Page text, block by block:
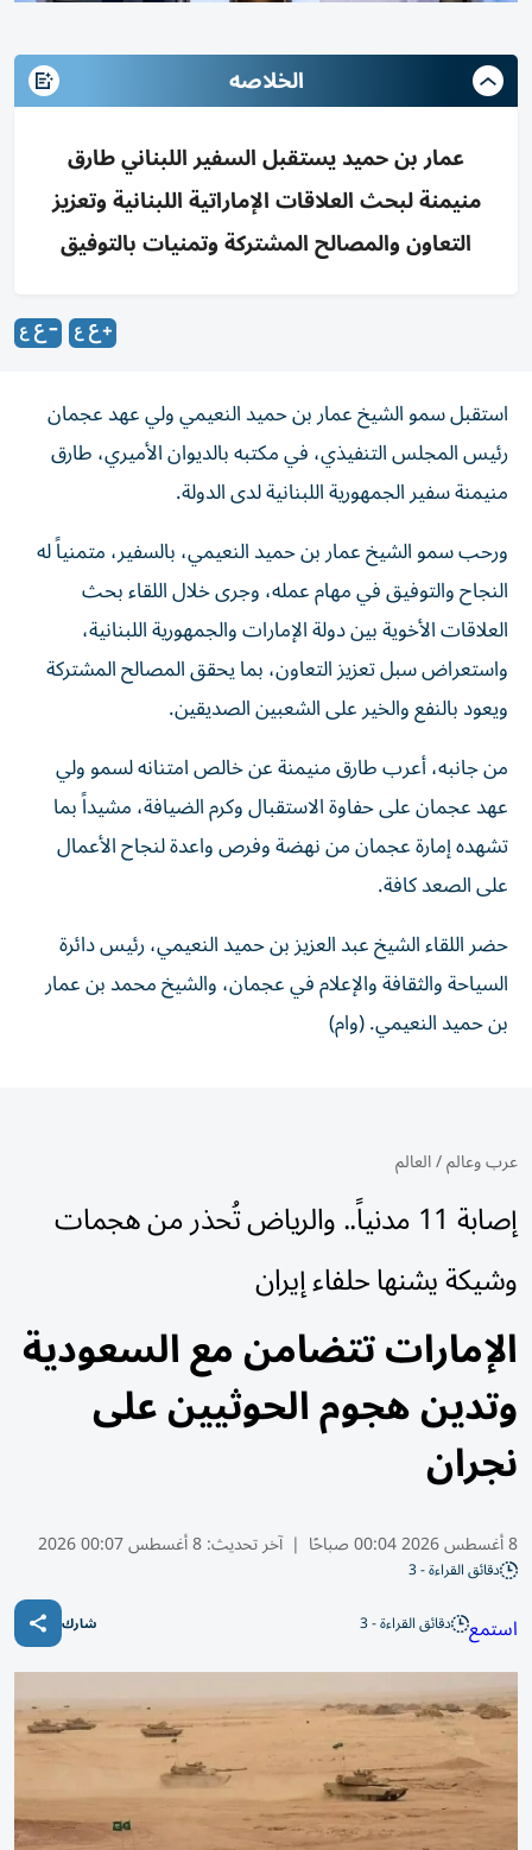
الخلاصه
عمار بن حميد يستقبل السفير اللبناني طارق
منيمنة لبحث العلاقات الإماراتية اللبنانية وتعزيز
التعاون والمصالح المشتركة وتمنيات بالتوفيق
استقبل سمو الشيخ عمار بن حميد النعيمي ولي عهد عجمان
رئيس المجلس التنفيذي، في مكتبه بالديوان الأميري، طارق
منيمنة سفير الجمهورية اللبنانية لدى الدولة.
ورحب سمو الشيخ عمار بن حميد النعيمي، بالسفير، متمنياً له
النجاح والتوفيق في مهام عمله، وجرى خلال اللقاء بحث
العلاقات الأخوية بين دولة الإمارات والجمهورية اللبنانية،
واستعراض سبل تعزيز التعاون، بما يحقق المصالح المشتركة
ويعود بالنفع والخير على الشعبين الصديقين.
من جانبه، أعرب طارق منيمنة عن خالص امتنانه لسمو ولي
عهد عجمان على حفاوة الاستقبال وكرم الضيافة، مشيداً بما
تشهده إمارة عجمان من نهضة وفرص واعدة لنجاح الأعمال
على الصعد كافة.
حضر اللقاء الشيخ عبد العزيز بن حميد النعيمي، رئيس دائرة
السياحة والثقافة والإعلام في عجمان، والشيخ محمد بن عمار
بن حميد النعيمي. (وام)
عرب وعالم/العالم
إصابة 11 مدنياً.. والرياض تُحذر من هجمات
وشيكة يشنها حلفاء إيران
الإمارات تتضامن مع السعودية
وتدين هجوم الحوثيين على
نجران
8 أغسطس 2026 00:04 صباحًا | آخر تحديث:8 أغسطس 00:07 2026
دقائق القراءة - 3
استمع دقائق القراءة - 3 شارك